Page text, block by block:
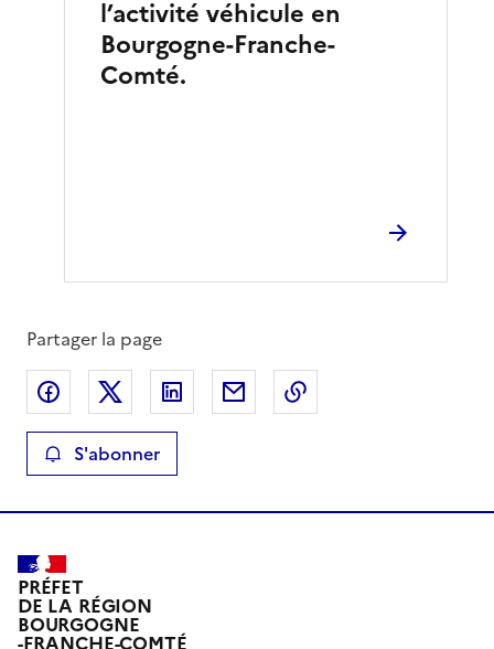
l’activité véhicule en
Bourgogne-Franche-
Comté.
Partager la page
Partager sur Facebook
Partager sur XPartager sur LinkedIn
Partager par email
S'abonner
PRÉFET
DE LA RÉGION
BOURGOGNE